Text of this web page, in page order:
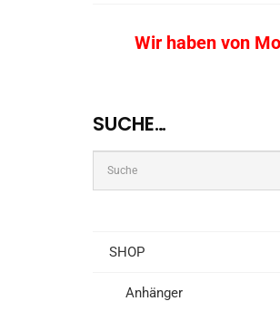
Wir haben von
SUCHE…
SHOP
Anhänger